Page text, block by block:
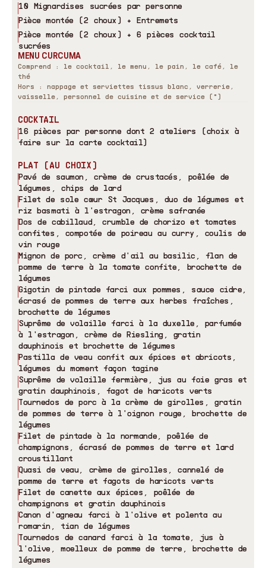
10 Mignardises sucrées par personne
Pièce montée (2 choux) + Entremets
Pièce montée (2 choux) + 6 pièces cocktail
sucrées
MENU CURCUMA
Comprend : le cocktail, le menu, le pain, le café, le
thé
Hors : nappage et serviettes tissus blanc, verrerie,
vaisselle, personnel de cuisine et de service (*)
COCKTAIL
16 pièces par personne dont 2 ateliers (choix à
faire sur la carte cocktail)
PLAT (AU CHOIX)
Pavé de saumon, crème de crustacés, poêlée de
légumes, chips de lard
Filet de sole cœur St Jacques, duo de légumes et
riz basmati à l 'estragon, crème safranée
Dos de cabillaud, crumble de chorizo et tomates
confites, compotée de poireau au curry, coulis de
vin rouge
Mignon de porc, crème d'ail au basilic, flan de
pomme de terre à la tomate confite, brochette de
légumes
Gigotin de pintade farci aux pommes, sauce cidre,
écrasé de pommes de terre aux herbes fraîches,
brochette de légumes
Suprême de volaille farci à la duxelle, parfumée
à l 'estragon, crème de Riesling, gratin
dauphinois et brochette de légumes
Pastilla de veau confit aux épices et abricots,
légumes du moment façon tagine
Suprême de volaille fermière, jus au foie gras et
gratin dauphinois, fagot de haricots verts
Tournedos de porc à la crème de girolles, gratin
de pommes de terre à l 'oignon rouge, brochette de
légumes
Filet de pintade à la normande, poêlée de
champignons, écrasé de pommes de terre et lard
croustillant
Quasi de veau, crème de girolles, cannelé de
pomme de terre et fagots de haricots verts
Filet de canette aux épices, poêlée de
champignons et gratin dauphinois
Canon d'agneau farci à l 'olive et polenta au
romarin, tian de légumes
Tournedos de canard farci à la tomate, jus à
l 'olive, moelleux de pomme de terre, brochette de
légumes